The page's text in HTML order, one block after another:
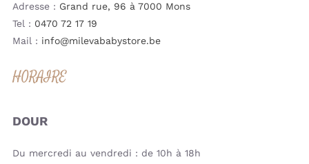
Adresse : Grand rue, 96 à 7000 Mons
Tel : 0470 72 17 19
Mail : info@milevababystore.be
HORAIRE
DOUR
Du mercredi au vendredi : de 10h à 18h